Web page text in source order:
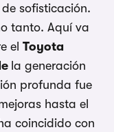
sofisticación.
tanto. Aquí va
el Toyota
la generación
profunda fue
hasta el
coincidido con